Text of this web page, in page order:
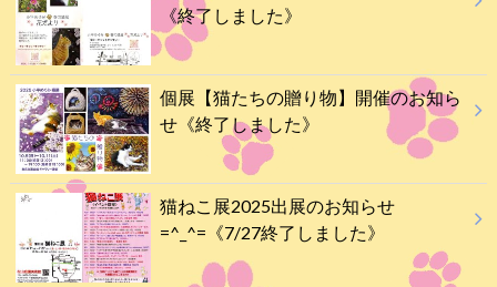
《終了しました》
個展【猫たちの贈り物】開催のお知ら
せ《終了しました》
猫ねこ展2025出展のお知らせ
=^_^=《7/27終了しました》